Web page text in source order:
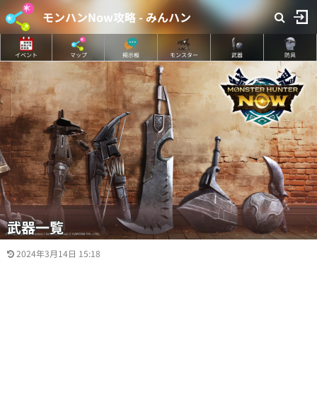
モンハンNow攻略 - みんハン
イベント マップ 掲示板 モンスター 武器 防具
武器一覧
2024年3月14日 15:18